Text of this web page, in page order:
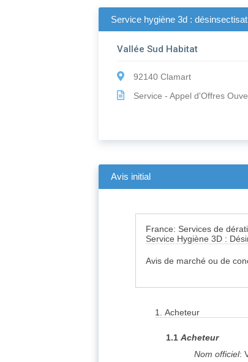
Service hygiène 3d :
Vallée Sud Habitat
92140 Clamart
Service - Appel d'Offres
Avis initial
France: Services de
Service Hygiène 3D :
Avis de marché ou de
1.Acheteur
1.1Acheteur
Nom officiel: